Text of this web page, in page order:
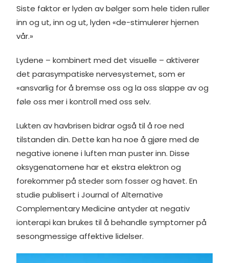
Siste faktor er lyden av bølger som hele tiden ruller
inn og ut, inn og ut, lyden «de-stimulerer hjernen
vår.»
Lydene – kombinert med det visuelle – aktiverer
det parasympatiske nervesystemet, som er
«ansvarlig for å bremse oss og la oss slappe av og
føle oss mer i kontroll med oss selv.
Lukten av havbrisen bidrar også til å roe ned
tilstanden din. Dette kan ha noe å gjøre med de
negative ionene i luften man puster inn. Disse
oksygenatomene har et ekstra elektron og
forekommer på steder som fosser og havet. En
studie publisert i Journal of Alternative
Complementary Medicine antyder at negativ
ionterapi kan brukes til å behandle symptomer på
sesongmessige affektive lidelser.